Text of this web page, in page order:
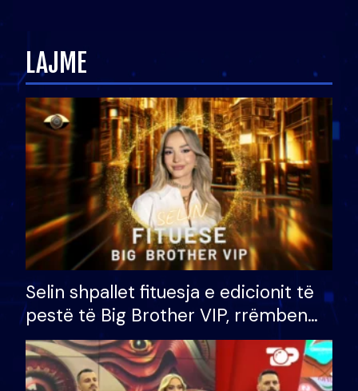
LAJME
Selin shpallet fituesja e edicionit të
pestë të Big Brother VIP, rrëmben
çmimin e madh prej 100 mijë eurosh